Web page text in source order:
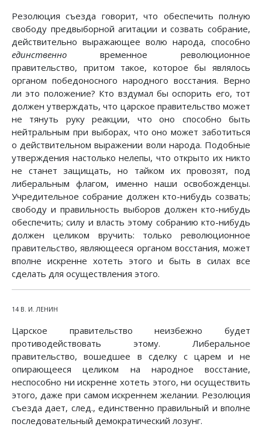
Резолюция съезда говорит, что обеспечить полную
свободу предвыборной агитации и созвать собрание,
действительно выражающее волю народа, способно
единственно временное революционное
правительство, притом такое, которое бы являлось
органом победоносного народного восстания. Верно
ли это положение? Кто вздумал бы оспорить его, тот
должен утверждать, что царское правительство может
не тянуть руку реакции, что оно способно быть
нейтральным при выборах, что оно может заботиться
о действительном выражении воли народа. Подобные
утверждения настолько нелепы, что открыто их никто
не станет защищать, но тайком их провозят, под
либеральным флагом, именно наши освобожденцы.
Учредительное собрание должен кто-нибудь созвать;
свободу и правильность выборов должен кто-нибудь
обеспечить; силу и власть этому собранию кто-нибудь
должен целиком вручить: только революционное
правительство, являющееся органом восстания, может
вполне искренне хотеть этого и быть в силах все
сделать для осуществления этого.
14 В. И. ЛЕНИН
Царское правительство неизбежно будет
противодействовать этому. Либеральное
правительство, вошедшее в сделку с царем и не
опирающееся целиком на народное восстание,
неспособно ни искренне хотеть этого, ни осуществить
этого, даже при самом искреннем желании. Резолюция
съезда дает, след., единственно правильный и вполне
последовательный демократический лозунг.